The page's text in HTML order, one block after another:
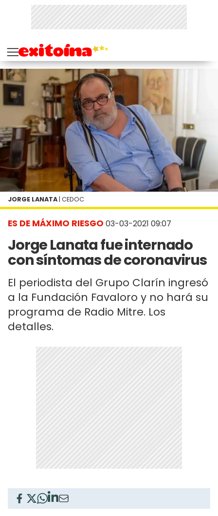
ES DE MÁXIMO RIESGO 03-03-2021 09:07
Jorge Lanata fue internado
con síntomas de coronavirus
El periodista del Grupo Clarín ingresó
a la Fundación Favaloro y no hará su
programa de Radio Mitre. Los
detalles.
JORGE LANATA | CEDOC